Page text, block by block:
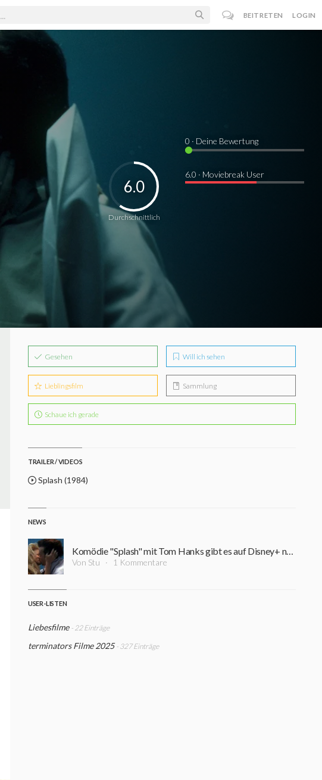
BEITRETEN LOGIN
Durchschnittlich
6.0
0 · Deine Bewertung
6.0 · Moviebreak User
Gesehen Will ich sehen
Lieblingsfilm Sammlung
Schaue ich gerade
TRAILER / VIDEOS
Splash (1984)
NEWS
Komödie "Splash" mit Tom Hanks gibt es auf Disney+ nur in zensierter Form zu sehen
Von Stu 1 Kommentare
USER-LISTEN
Liebesfilme - 22 Einträge
terminators Filme 2025 - 327 Einträge